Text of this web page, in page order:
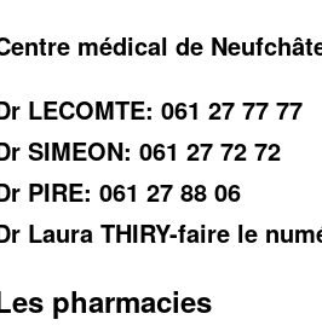
médical de
LECOMTE: 061 27 77 77
SIMEON: 061 27 72 72
PIRE: 061 27 88 06
Laura THIRY-faire le
pharmacies